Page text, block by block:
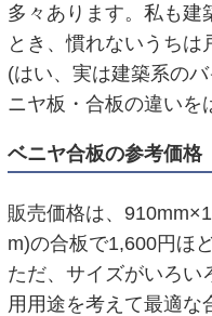
多々あります。私も建
とき、慣れないうちは
(はい、実は建築系の
ニヤ板・合板の違いを
ベニヤ合板の参考価格
販売価格は、
m)の合板で1,600円ほど
ただ、サイズがいろい
用用途を考えて最適な